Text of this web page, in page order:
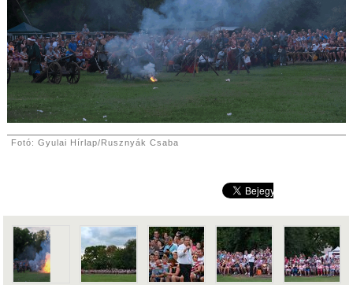
Fotó: Gyulai Hírlap/Rusznyák Csaba